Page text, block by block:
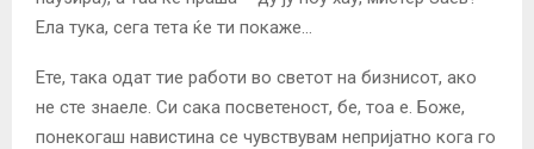
Ела тука, сега тета ќе ти покаже…
Ете, така одат тие работи во светот на бизнисот, ако
не сте знаеле. Си сака посветеност, бе, тоа е. Боже,
понекогаш навистина се чувствувам непријатно кога го